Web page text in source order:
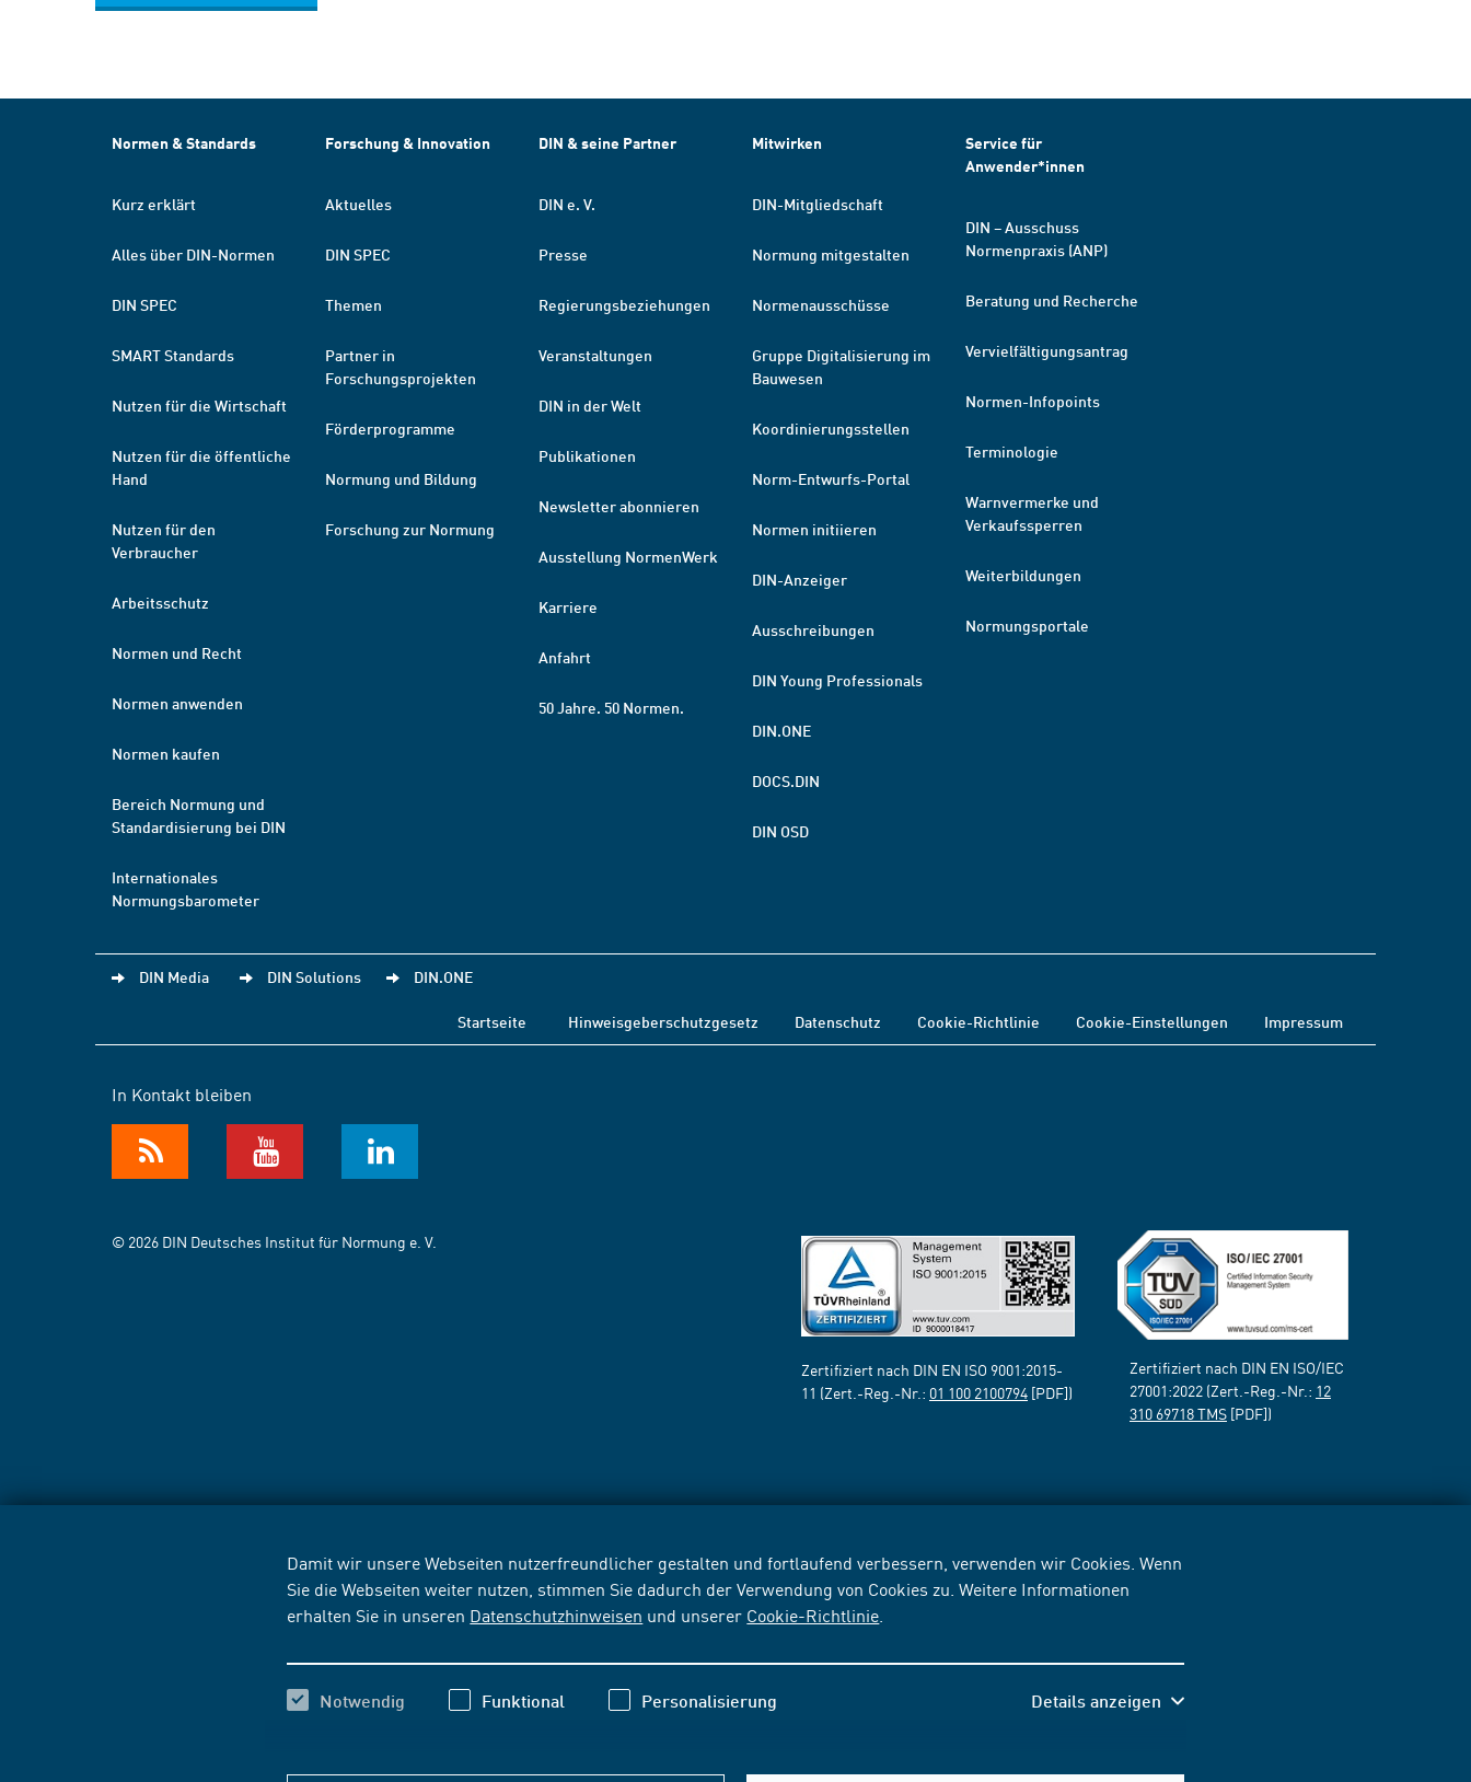
Damit wir unsere Webseiten nutzerfreundlicher gestalten und fortlaufend verbessern, verwenden wir Cookies. Wenn
Sie die Webseiten weiter nutzen, stimmen Sie dadurch der Verwendung von Cookies zu. Weitere Informationen
erhalten Sie in unseren Datenschutzhinweisen und unserer Cookie-Richtlinie
Notwendig Funktional Personalisierung Details anzeigen
Normen & Standards
Kurz erklärt
Alles über DIN-Normen
DIN SPEC
SMART Standards
Nutzen für die Wirtschaft
Nutzen für die öffentliche
Hand
Nutzen für den
Verbraucher
Arbeitsschutz
Normen und Recht
Normen anwenden
Normen kaufen
Bereich Normung und
Standardisierung bei DIN
Internationales
Normungsbarometer
Forschung & Innovation
Aktuelles
DIN SPEC
Themen
Partner in
Forschungsprojekten
Förderprogramme
Normung und Bildung
Forschung zur Normung
DIN & seine Partner
DIN e. V.
Presse
Regierungsbeziehungen
Veranstaltungen
DIN in der Welt
Publikationen
Newsletter abonnieren
Ausstellung NormenWerk
Karriere
Anfahrt
50 Jahre. 50 Normen.
Mitwirken
DIN-Mitgliedschaft
Normung mitgestalten
Normenausschüsse
Gruppe Digitalisierung im
Bauwesen
Koordinierungsstellen
Norm-Entwurfs-Portal
Normen initiieren
DIN-Anzeiger
Ausschreibungen
DIN Young Professionals
DIN.ONE
DOCS.DIN
DIN OSD
Service für
Anwender*innen
DIN – Ausschuss
Normenpraxis (ANP)
Beratung und Recherche
Vervielfältigungsantrag
Normen-Infopoints
Terminologie
Warnvermerke und
Verkaufssperren
Weiterbildungen
Normungsportale
DIN Media DIN Solutions DIN.ONE
Startseite Hinweisgeberschutzgesetz Datenschutz Cookie-Richtlinie Cookie-Einstellungen Impressum
In Kontakt bleiben
© 2026 DIN Deutsches Institut für Normung e. V.
Zertifiziert nach DIN EN ISO 9001:2015-
11 (Zert.-Reg.-Nr.: 01 100 2100794 [PDF])
Zertifiziert nach DIN EN ISO/IEC
27001:2022 (Zert.-Reg.-Nr.: 12
310 69718 TMS [PDF])